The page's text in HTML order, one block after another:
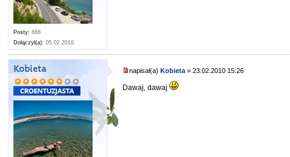
Posty: 666
Dołączył(a): 05.02.2010
Kobieta napisał(a)Kobieta » 23.02.2010 15:26
Dawaj, dawaj